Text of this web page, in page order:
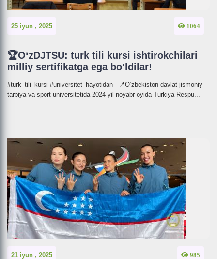
25 iyun , 2025 1064
🏆OʻzDJTSU: turk tili kursi ishtirokchilari
milliy sertifikatga ega boʻldilar!
#turk_tili_kursi #universitet_hayotidan 📍Oʻzbekiston davlat jismoniy
tarbiya va sport universitetida 2024-yil noyabr oyida Turkiya Respu...
21 iyun , 2025 985